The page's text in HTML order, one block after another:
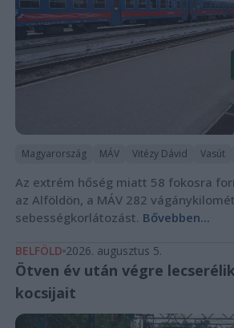
Magyarország MÁV Vitézy Dávid Vasút
Az extrém hőség miatt 58 fokosra
az Alföldön, a MÁV 282
sebességkorlátozást. Bővebben...
BELFÖLD 2026. augusztus 5.
Ötven év után végre
kocsijait